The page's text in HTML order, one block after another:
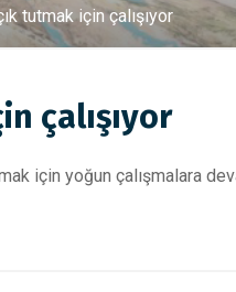
tutmak için çalışıyor
çalışıyor
için yoğun çalışmalara